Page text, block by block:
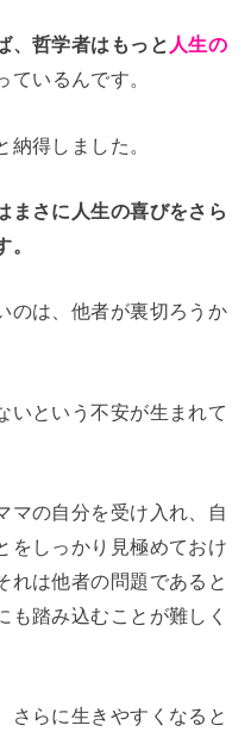
、哲学者はもっと 人生の
ているんです。
得しました。
まさに人生の喜びをさら
のは、他者が裏切ろうか
いという不安が生まれて
マの自分を受け入れ、自
をしっかり見極めておけ
れは他者の問題であると
も踏み込むことが難しく
さらに生きやすくなると